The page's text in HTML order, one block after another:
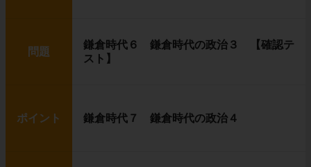
問題
鎌倉時代６ 鎌倉時代の政治３ 【確認テ
スト】
ポイント 鎌倉時代７ 鎌倉時代の政治４